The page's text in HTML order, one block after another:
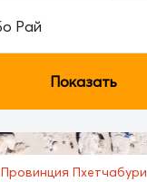
Показать
Провинция Пхетчабури